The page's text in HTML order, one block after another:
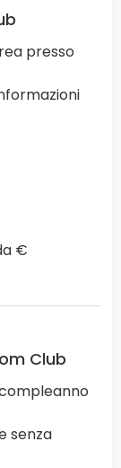
presso
€
Club
senza